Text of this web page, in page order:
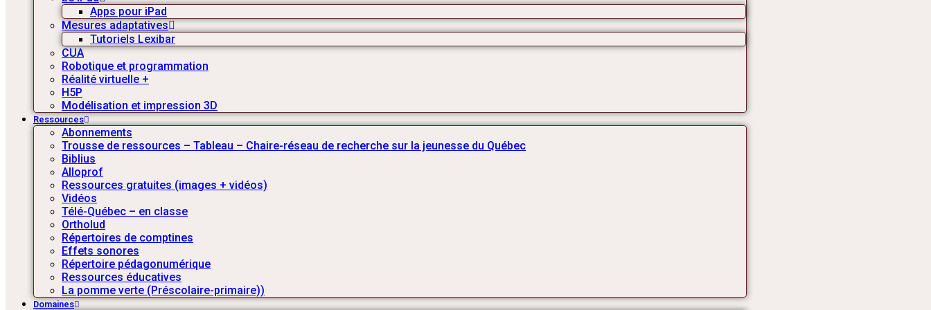
Apps pour iPad
Mesures adaptatives
Tutoriels Lexibar
CUA
Robotique et programmation
Réalité virtuelle +
H5P
Modélisation et impression 3D
Ressources
Abonnements
Trousse de ressources – Tableau – Chaire-réseau de recherche sur la jeunesse du Québec
Biblius
Alloprof
Ressources gratuites (images + vidéos)
Vidéos
Télé-Québec – en classe
Ortholud
Répertoires de comptines
Effets sonores
Répertoire pédagonumérique
Ressources éducatives
La pomme verte (Préscolaire-primaire))
Domaines